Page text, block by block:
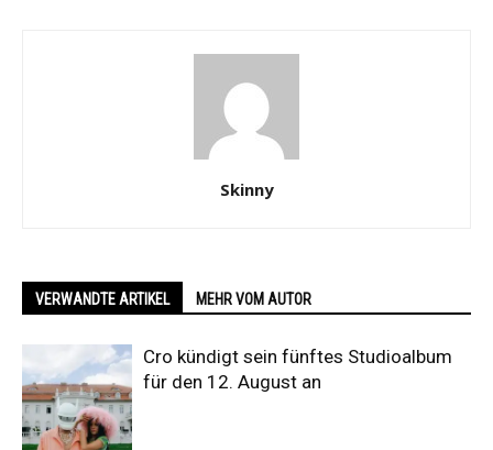
Skinny
VERWANDTE ARTIKEL MEHR VOM AUTOR
Cro kündigt sein fünftes Studioalbum
für den 12. August an